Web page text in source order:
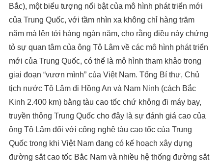
Bắc), một biểu tượng nổi bật của mô hình phát triển mới
của Trung Quốc, với tầm nhìn xa không chỉ hàng trăm
năm mà lên tới hàng ngàn năm, cho rằng điều này chứng
tỏ sự quan tâm của ông Tô Lâm về các mô hình phát triển
mới của Trung Quốc, có thể là mô hình tham khảo trong
giai đoạn “vươn mình” của Việt Nam. Tổng Bí thư, Chủ
tịch nước Tô Lâm đi Hồng An và Nam Ninh (cách Bắc
Kinh 2.400 km) bằng tàu cao tốc chứ không đi máy bay,
truyền thông Trung Quốc cho đây là sự đánh giá cao của
ông Tô Lâm đối với công nghệ tàu cao tốc của Trung
Quốc trong khi Việt Nam đang có kế hoạch xây dựng
đường sắt cao tốc Bắc Nam và nhiều hệ thống đường sắt